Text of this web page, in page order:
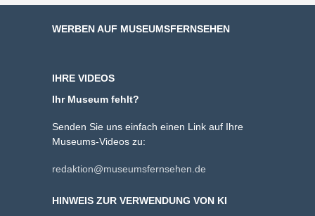
WERBEN AUF MUSEUMSFERNSEHEN
IHRE VIDEOS
Ihr Museum fehlt?
Senden Sie uns einfach einen Link auf Ihre
Museums-Videos zu:
redaktion@museumsfernsehen.de
HINWEIS ZUR VERWENDUNG VON KI